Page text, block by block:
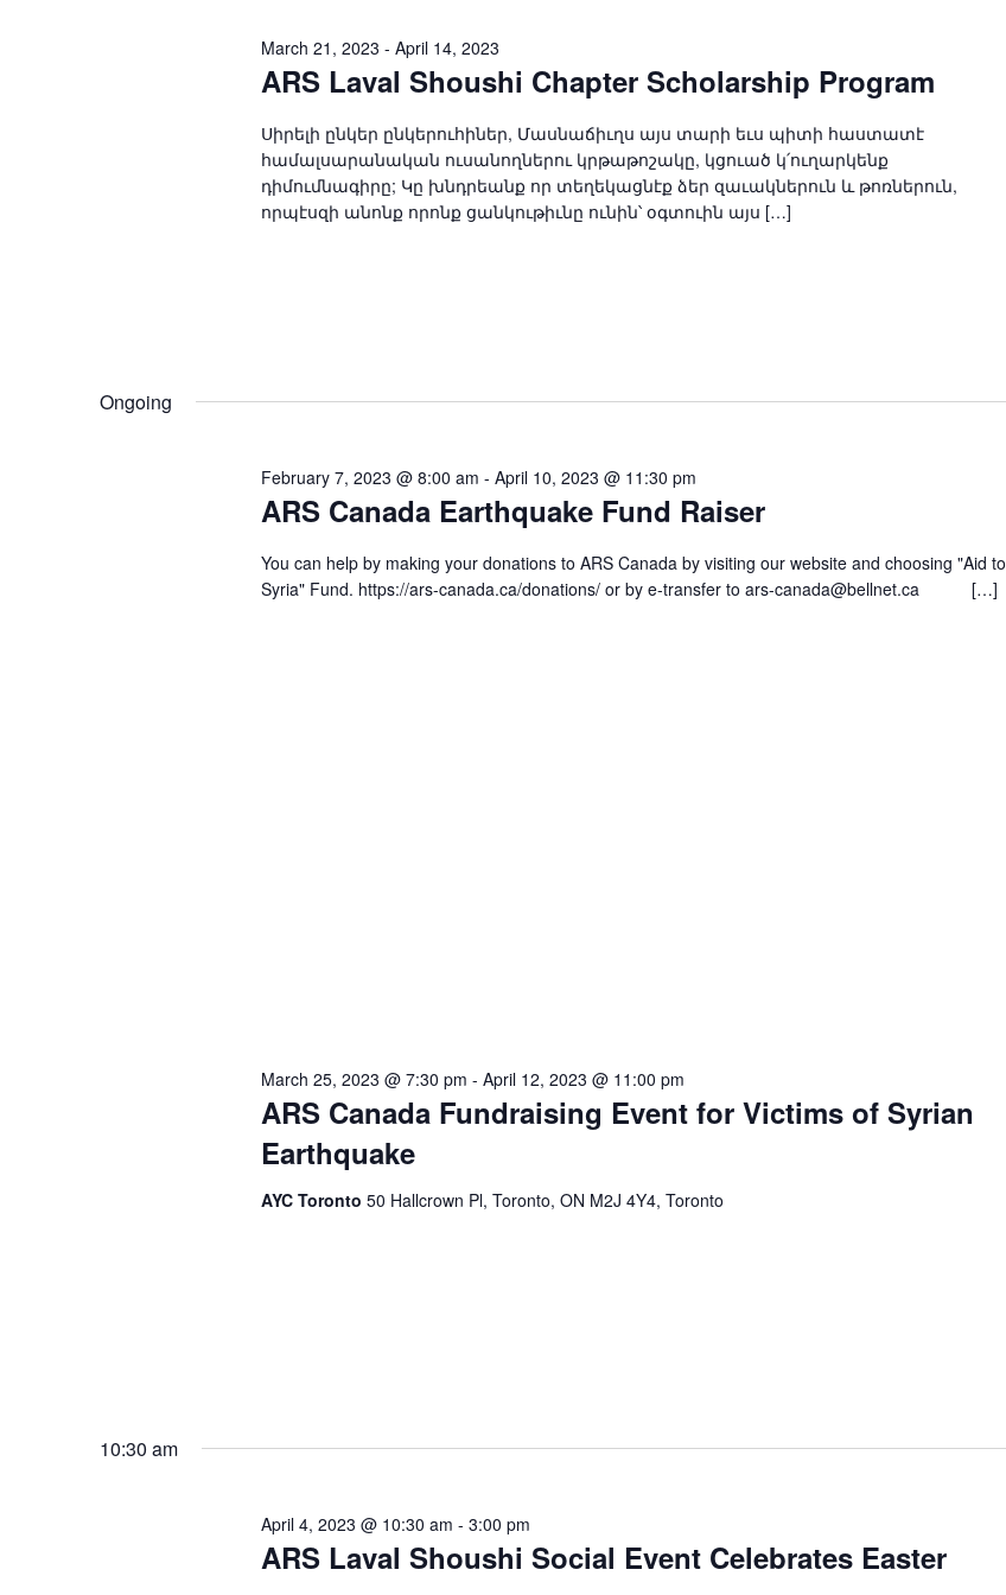
ARS Laval Shoushi Chapter Scholarship Program
March 21, 2023 - April 14, 2023
Սիրելի ընկեր ընկերուհիներ, Մասնաճիւղս այս տարի եւս պիտի հաստատէ
համալսարանական ուսանողներու կրթաթոշակը, կցուած կ՛ուղարկենք
դիմումնագիրը; Կը խնդրեանք որ տեղեկացնէք ձեր զաւակներուն և թոռներուն,
որպէսզի անոնք որոնք ցանկութիւնը ունին՝ օգտուին այս […]
Ongoing
ARS Canada Earthquake Fund Raiser
February 7, 2023 @ 8:00 am - April 10, 2023 @ 11:30 pm
You can help by making your donations to ARS Canada by visiting our website and choosing "Aid to
Syria" Fund. https://ars-canada.ca/donations/ or by e-transfer to ars-canada@bellnet.ca […]
ARS Canada Fundraising Event for Victims of Syrian
Earthquake
March 25, 2023 @ 7:30 pm - April 12, 2023 @ 11:00 pm
AYC Toronto 50 Hallcrown Pl, Toronto, ON M2J 4Y4, Toronto
10:30 am
ARS Laval Shoushi Social Event Celebrates Easter
April 4, 2023 @ 10:30 am - 3:00 pm